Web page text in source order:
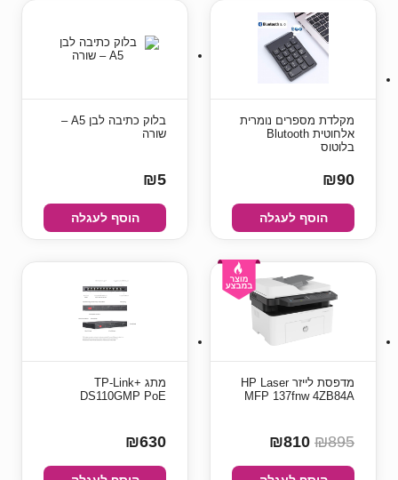
מקלדת מספרים נומרית
אלחוטית Blutooth
בלוטוס
₪90
הוסף לעגלה
בלוק כתיבה לבן A5 –
שורה
₪5
הוסף לעגלה
מדפסת ‏לייזר HP Laser
MFP 137fnw 4ZB84A
₪895
מתג +TP-Link
DS110GMP PoE
₪630